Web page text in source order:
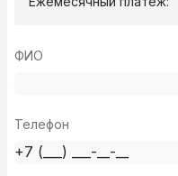
ФИО
Телефон